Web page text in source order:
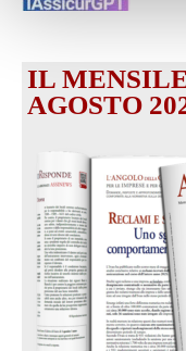
IL
AGOSTO